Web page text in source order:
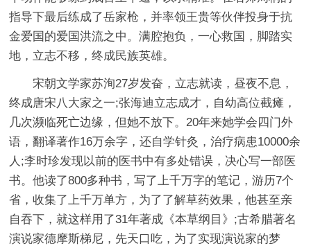
指导下最后练成了岳家枪，并率领王贵等伙伴投身于抗
金爱国的爱国洪流之中。满腔抱负，一心救国，脚踏实
地，立志不移，终成民族英雄。
宋朝文学家苏洵27岁发奋，立志就读，昼夜不息，
终成唐宋八大家之一;张海迪立志成才，自幼高位截瘫，
几次濒临死亡边缘，但她不放下。20年来她学会四门外
语，翻译著作16万余字，还自学针灸，治疗病患10000余
人;李时珍发现以前的医书中有多处错误，决心写一部医
书。他读了800多种书，写了上千万字的笔记，游历7个
省，收集了上千万单方，为了了解草药效果，他甚至亲
自吞下，就这样用了31年著成《本草纲目》;古希腊著名
演说家德摩斯梯尼，先天口吃，为了实现演说家的梦